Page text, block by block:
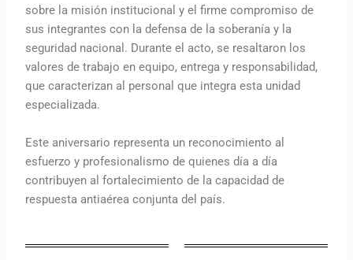
sobre la misión institucional y el firme compromiso de
sus integrantes con la defensa de la soberanía y la
seguridad nacional. Durante el acto, se resaltaron los
valores de trabajo en equipo, entrega y responsabilidad,
que caracterizan al personal que integra esta unidad
especializada.
Este aniversario representa un reconocimiento al
esfuerzo y profesionalismo de quienes día a día
contribuyen al fortalecimiento de la capacidad de
respuesta antiaérea conjunta del país.